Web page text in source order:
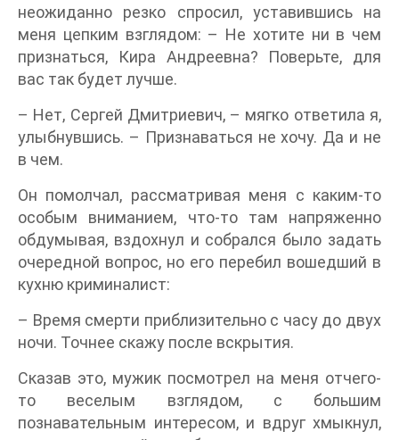
неожиданно резко спросил, уставившись на
меня цепким взглядом: – Не хотите ни в чем
признаться, Кира Андреевна? Поверьте, для
вас так будет лучше.
– Нет, Сергей Дмитриевич, – мягко ответила я,
улыбнувшись. – Признаваться не хочу. Да и не
в чем.
Он помолчал, рассматривая меня с каким-то
особым вниманием, что-то там напряженно
обдумывая, вздохнул и собрался было задать
очередной вопрос, но его перебил вошедший в
кухню криминалист:
– Время смерти приблизительно с часу до двух
ночи. Точнее скажу после вскрытия.
Сказав это, мужик посмотрел на меня отчего-
то веселым взглядом, с большим
познавательным интересом, и вдруг хмыкнул,